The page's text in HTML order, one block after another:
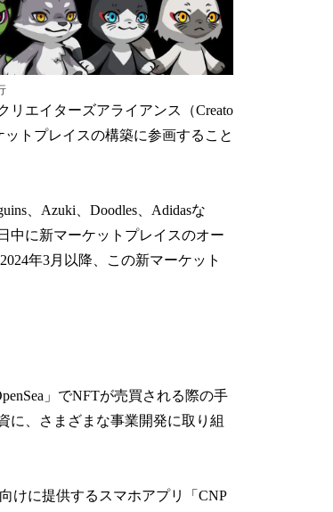
リエイターズアライアンス（Creato
トプレイスの構築に参画すること
、Azuki、Doodles、Adidasな
中に新マーケットプレイスのオー
年3月以降、この新マーケット
」でNFTが売買される際の手
に、さまざまな事業開発に取り組
けに提供するスマホアプリ「CNP